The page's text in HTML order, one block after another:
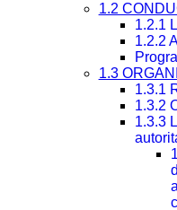
1.2
1.2.1
1.2.2
1.3
1.3.1
1.3.2
1.3.3